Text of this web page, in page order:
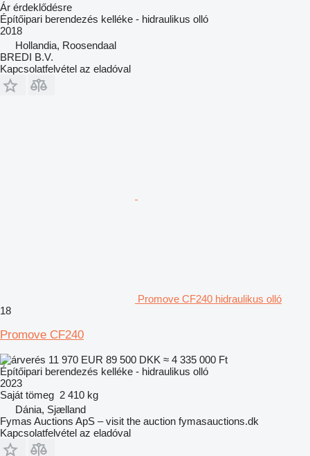
Ár érdeklődésre
Építőipari berendezés kelléke - hidraulikus olló
2018
Hollandia, Roosendaal
BREDI B.V.
Kapcsolatfelvétel az eladóval
Promove CF240 hidraulikus olló
18
Promove CF240
11 970 EUR 89 500 DKK ≈ 4 335 000 Ft
Építőipari berendezés kelléke - hidraulikus olló
2023
Saját tömeg 2 410 kg
Dánia, Sjælland
Fymas Auctions ApS – visit the auction fymasauctions.dk
Kapcsolatfelvétel az eladóval